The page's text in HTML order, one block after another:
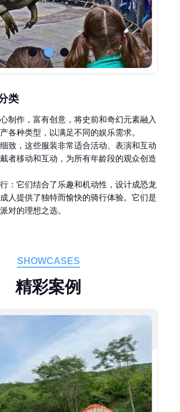
类
制作，富有创意，将史前和奇幻元素融入
各种类型，以满足不同的娱乐需求。
致，这些服装非常适合活动、表演和互动
者移动和互动，为所有年龄段的观众创造
：它们结合了乐趣和机动性，设计成恐龙
人提供了独特而愉快的骑行体验。它们是
对的理想之选。
SHOWCASES
精彩案例